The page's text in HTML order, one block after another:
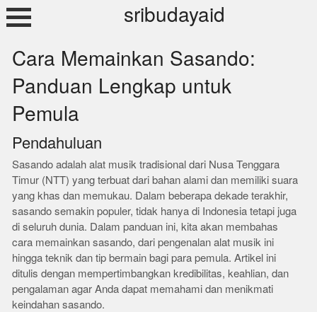
Skip
to
sribudayaid
Cara Memainkan Sasando:
Panduan Lengkap untuk
Pemula
Pendahuluan
Sasando adalah alat musik tradisional dari Nusa Tenggara
Timur (NTT) yang terbuat dari bahan alami dan memiliki suara
yang khas dan memukau. Dalam beberapa dekade terakhir,
sasando semakin populer, tidak hanya di Indonesia tetapi juga
di seluruh dunia. Dalam panduan ini, kita akan membahas
cara memainkan sasando, dari pengenalan alat musik ini
hingga teknik dan tip bermain bagi para pemula. Artikel ini
ditulis dengan mempertimbangkan kredibilitas, keahlian, dan
pengalaman agar Anda dapat memahami dan menikmati
keindahan sasando.